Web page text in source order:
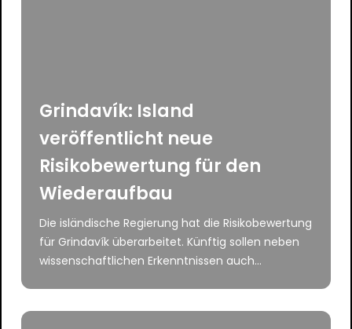
Grindavík: Island
veröffentlicht neue
Risikobewertung für den
Wiederaufbau
Die isländische Regierung hat die Risikobewertung
für Grindavík überarbeitet. Künftig sollen neben
wissenschaftlichen Erkenntnissen auch...